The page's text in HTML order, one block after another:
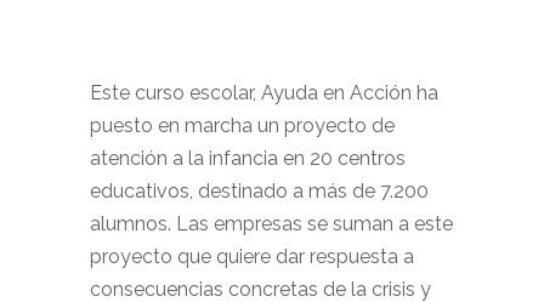
Este curso escolar, Ayuda en Acción ha
puesto en marcha un proyecto de
atención a la infancia en 20 centros
educativos, destinado a más de 7.200
alumnos. Las empresas se suman a este
proyecto que quiere dar respuesta a
consecuencias concretas de la crisis y